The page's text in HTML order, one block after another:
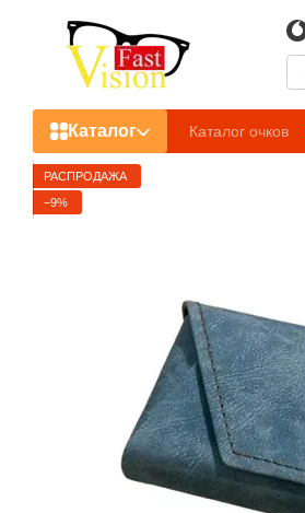
Каталог Каталог очков
РАСПРОДАЖА
−9%